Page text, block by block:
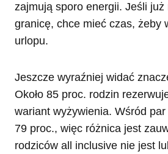
zajmują sporo energii. Jeśli już
granicę, chce mieć czas, żeby
urlopu.
Jeszcze wyraźniej widać
Około 85 proc. rodzin
wariant wyżywienia. Wśród par
79 proc., więc różnica jest
rodziców all inclusive nie jest